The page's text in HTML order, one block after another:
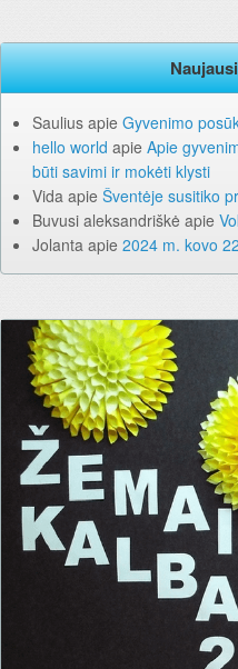
Saulius apie Gyvenimo
hello world apie Apie
būti savimi ir mokėti klysti
Vida apie Šventėje susitiko
Buvusi aleksandriškė apie
Jolanta apie 2024 m. kovo